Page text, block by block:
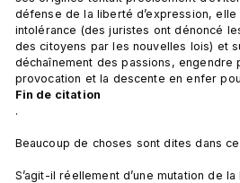
défense de la liberté d’expression, elle
intolérance (des juristes ont dénoncé
des citoyens par les nouvelles lois) et
déchaînement des passions, engendre
provocation et la descente en enfer
Fin de citation
.
Beaucoup de choses sont dites dans
S’agit-il réellement d’une mutation de